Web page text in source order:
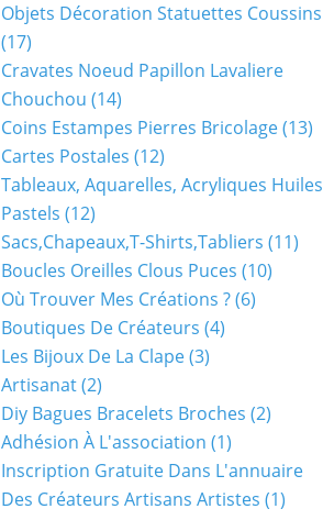
Objets Décoration Statuettes Coussins
(17)
Cravates Noeud Papillon Lavaliere
Chouchou (14)
Coins Estampes Pierres Bricolage(13)
Cartes Postales (12)
Tableaux, Aquarelles, Acryliques Huiles
Pastels (12)
Sacs,chapeaux,t-Shirts,tabliers (11)
Boucles Oreilles Clous Puces (10)
Où Trouver Mes Créations ?(6)
Boutiques De Créateurs (4)
Les Bijoux De La Clape(3)
Artisanat(2)
Diy Bagues Bracelets Broches (2)
Adhésion À L'association (1)
Inscription Gratuite Dans L'annuaire
Des Créateurs Artisans Artistes (1)